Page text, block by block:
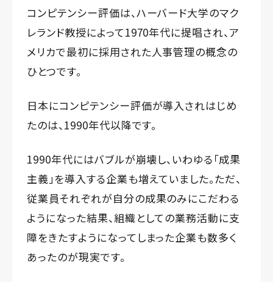
コンピテンシー評価は、ハーバード大学のマク
レランド教授によって1970年代に提唱され、ア
メリカで最初に採用された人事管理の概念の
ひとつです。
日本にコンピテンシー評価が導入されはじめ
たのは、1990年代以降です。
1990年代にはバブルが崩壊し、いわゆる「成果
主義」を導入する企業も増えていました。ただ、
従業員それぞれが自分の成果のみにこだわる
ようになった結果、組織としての業務活動に支
障をきたすようになってしまった企業も数多く
あったのが現実です。